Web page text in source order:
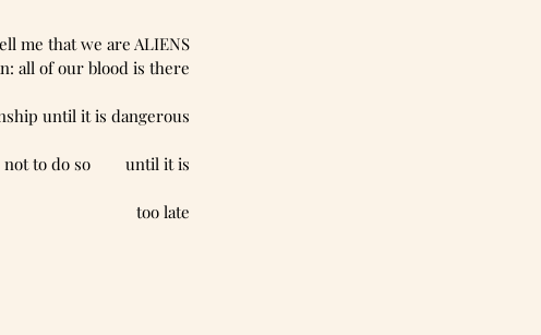
me that we are ALIENS
all of our blood is there
until it is dangerous
not to do so        until it is
too late